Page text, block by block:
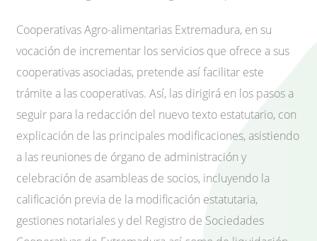
Cooperativas Agro-alimentarias Extremadura, en su
vocación de incrementar los servicios que ofrece a sus
cooperativas asociadas, pretende así facilitar este
trámite a las cooperativas. Así, las dirigirá en los pasos a
seguir para la redacción del nuevo texto estatutario, con
explicación de las principales modificaciones, asistiendo
a las reuniones de órgano de administración y
celebración de asambleas de socios, incluyendo la
calificación previa de la modificación estatutaria,
gestiones notariales y del Registro de Sociedades